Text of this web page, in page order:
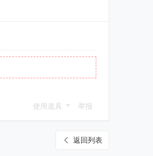
使用道具 举报
返回列表